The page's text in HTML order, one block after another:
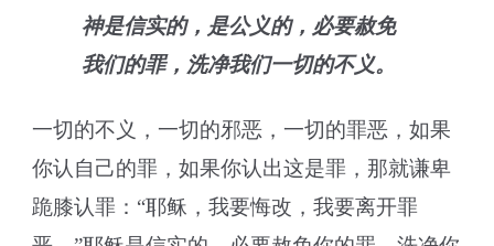
神是信实的，是公义的，必要赦免
我们的罪，洗净我们一切的不义。
一切的不义，一切的邪恶，一切的罪恶，如果
你认自己的罪，如果你认出这是罪，那就谦卑
跪膝认罪：“耶稣，我要悔改，我要离开罪